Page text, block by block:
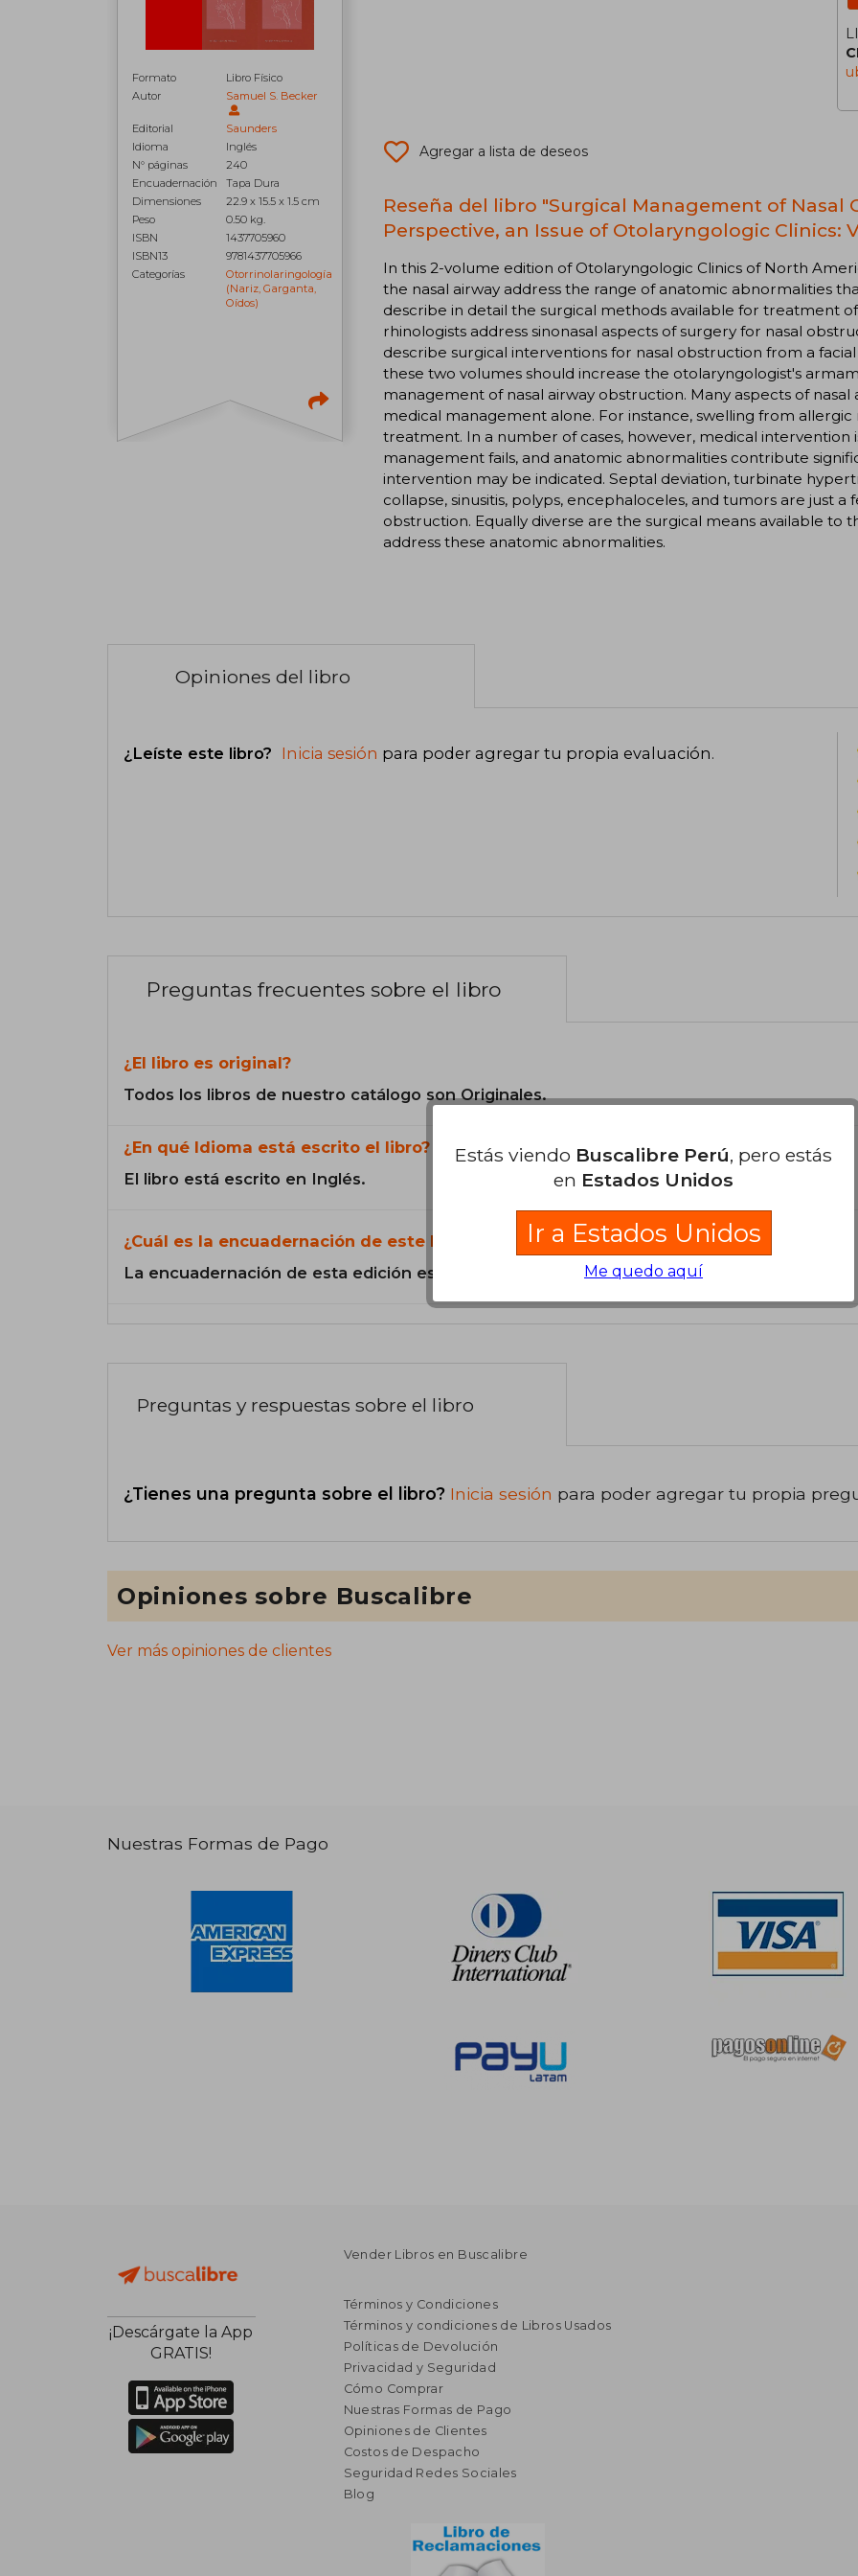
Formato
Libro Físico
Autor
Samuel S. Becker
Editorial
Saunders
Idioma
Inglés
N° páginas
240
Encuadernación
Tapa Dura
Dimensiones
22.9 x 15.5 x 1.5 cm
Peso
0.50 kg.
ISBN
1437705960
ISBN13
9781437705966
Categorías
Otorrinolaringología
(nariz, Garganta,
Oídos)
Agregar a lista de deseos
Reseña del libro "Surgical Management of
Perspective, an Issue of Otolaryngologic Clinics:
In this 2-volume edition of Otolaryngologic Clinics of North
the nasal airway address the range of anatomic abnormalities
describe in detail the surgical methods available for treatment
rhinologists address sinonasal aspects of surgery for nasal
describe surgical interventions for nasal obstruction from a
these two volumes should increase the otolaryngologist's
management of nasal airway obstruction. Many aspects of
medical management alone. For instance, swelling from
treatment. In a number of cases, however, medical intervention
management fails, and anatomic abnormalities contribute
intervention may be indicated. Septal deviation, turbinate
collapse, sinusitis, polyps, encephaloceles, and tumors are just a
obstruction. Equally diverse are the surgical means available
address these anatomic abnormalities.
Opiniones del libro
¿Leíste este libro? Inicia sesión para poder agregar tu propia evaluación.
Preguntas frecuentes sobre el libro
¿El libro es original?
Todos los libros de nuestro catálogo son Originales.
¿En qué Idioma está escrito el libro?
El libro está escrito en Inglés.
¿Cuál es la encuadernación de este libro?
La encuadernación de esta edición es Tapa Dura.
Preguntas y respuestas sobre el libro
¿Tienes una pregunta sobre el libro? Inicia sesión para poder agregar tu propia
Opiniones sobre Buscalibre
Ver más opiniones de clientes
Nuestras Formas de Pago
¡Descárgate la App
GRATIS!
Vender Libros en Buscalibre
Términos y Condiciones
Términos y condiciones de Libros Usados
Políticas de Devolución
Privacidad y Seguridad
Cómo Comprar
Nuestras Formas de Pago
Opiniones de Clientes
Costos de Despacho
Seguridad Redes Sociales
Blog
Estás viendo Buscalibre Perú, pero estás
en Estados Unidos
Ir a Estados Unidos
Me quedo aquí